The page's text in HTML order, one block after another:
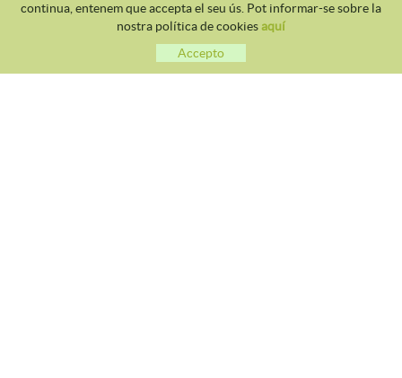
continua, entenem que accepta el seu ús. Pot informar-se sobre la
nostra política de cookiesaquí
Accepto